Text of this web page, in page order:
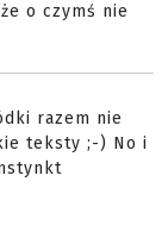
o czymś nie
razem nie
teksty ;-) No i